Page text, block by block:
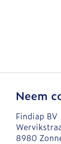
Neem
Findiap BV
8980